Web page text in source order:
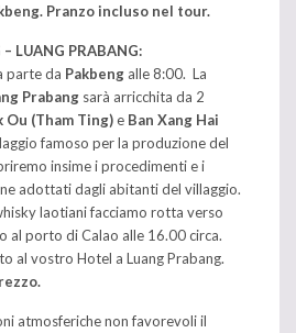
Pranzo incluso nel tour.
LUANG PRABANG:
parte da Pakbeng alle 8:00. La
Prabang sarà arricchita da 2
Ou (Tham Ting)e Ban Xang Hai
famoso per la produzione del
insime i procedimenti e i
adottati dagli abitanti del villaggio.
laotiani facciamo rotta verso
al porto di Calao alle 16.00 circa.
al vostro Hotel a Luang Prabang.
atmosferiche non favorevoli il